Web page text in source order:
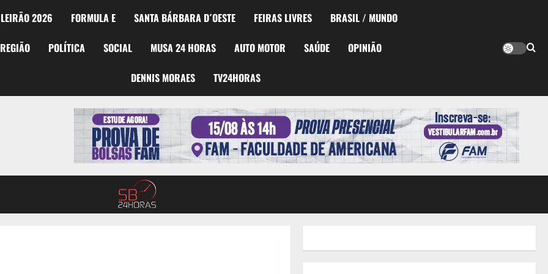
2026 FORMULA E SANTA BÁRBARA D´OESTE FEIRAS LIVRES BRASIL / MUNDO
REGIÃO POLÍTICA SOCIAL MUSA 24 HORAS AUTO MOTOR SAÚDE OPINIÃO
DENNIS MORAES TV24HORAS